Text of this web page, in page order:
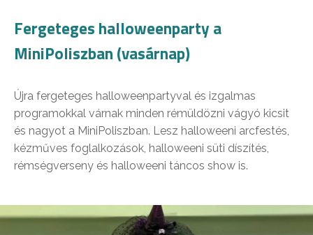
Fergeteges halloweenparty a
MiniPoliszban (vasárnap)
Újra fergeteges halloweenpartyval és izgalmas
programokkal várnak minden rémüldözni vágyó kicsit
és nagyot a MiniPoliszban. Lesz halloweeni arcfestés,
kézműves foglalkozások, halloweeni süti díszítés,
rémségverseny és halloweeni táncos show is.